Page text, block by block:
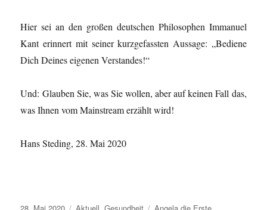
Hier sei an den großen deutschen Philosophen Immanuel
Kant erinnert mit seiner kurzgefassten Aussage: „Bediene
Dich Deines eigenen Verstandes!“
Und: Glauben Sie, was Sie wollen, aber auf keinen Fall das,
was Ihnen vom Mainstream erzählt wird!
Hans Steding, 28. Mai 2020
Veröffentlicht
Kategorien Schlagwörter